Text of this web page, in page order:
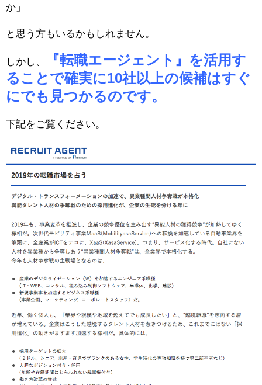
か」
と思う方もいるかもしれません。
しかし、
『転職エージェント』を活用す
ることで確実に10社以上の候補はすぐ
にでも見つかるのです。
下記をご覧ください。